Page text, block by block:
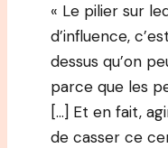
« Le pilier sur
d’influence,
dessus qu’on
parce que les
[…] Et en fait,
de casser ce